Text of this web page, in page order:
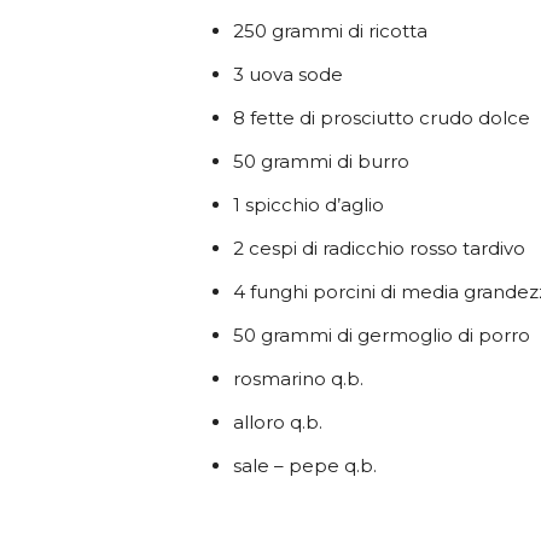
250 grammi di ricotta
3 uova sode
8 fette di prosciutto crudo dolce
50 grammi di burro
1 spicchio d’aglio
2 cespi di radicchio rosso tardivo
4 funghi porcini di media
50 grammi di germoglio di porro
rosmarino q.b.
alloro q.b.
sale – pepe q.b.